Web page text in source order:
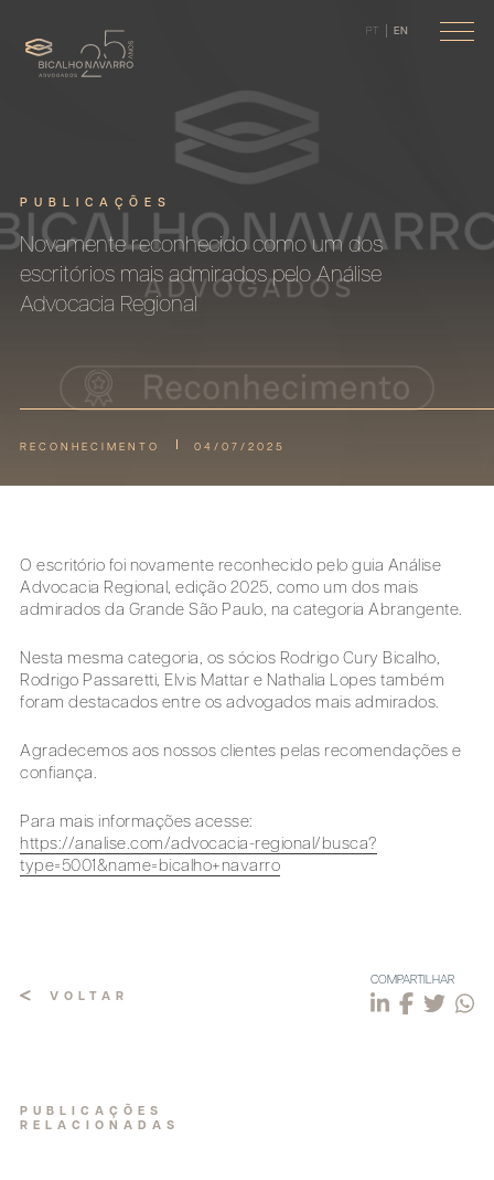
PT EN
PUBLICAÇÕES
Novamente reconhecido como um dos
escritórios mais admirados pelo Análise
Advocacia Regional
RECONHECIMENTO 04/07/2025
O escritório foi novamente reconhecido pelo guia Análise
Advocacia Regional, edição 2025, como um dos mais
admirados da Grande São Paulo, na categoria Abrangente.
Nesta mesma categoria, os sócios Rodrigo Cury Bicalho,
Rodrigo Passaretti, Elvis Mattar e Nathalia Lopes também
foram destacados entre os advogados mais admirados.
Agradecemos aos nossos clientes pelas recomendações e
confiança.
Para mais informações acesse:
https://analise.com/advocacia-regional/busca?
type=5001&name=bicalho+navarro
VOLTAR
COMPARTILHAR
PUBLICAÇÕES
RELACIONADAS